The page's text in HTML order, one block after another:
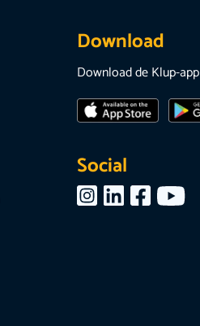
Download
Download de Klup-app
Social